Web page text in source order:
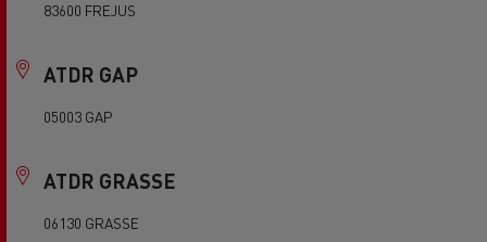
83600 FREJUS
ATDR GAP
05003 GAP
ATDR GRASSE
06130 GRASSE